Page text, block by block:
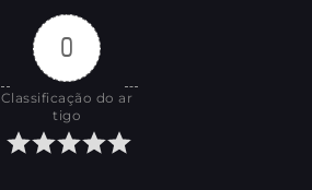
0
Classificação do ar
tigo